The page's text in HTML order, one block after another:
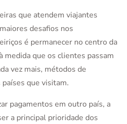
que atendem viajantes
desafios nos
é permanecer no centro da
medida que os clientes passam
vez mais, métodos de
que visitam.
pagamentos em outro país, a
a principal prioridade dos